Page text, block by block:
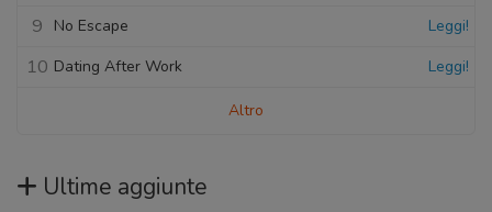
9 No Escape Leggi!
10 Dating After Work Leggi!
Altro
Ultime aggiunte